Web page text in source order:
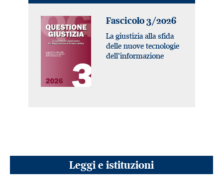
Fascicolo 3/2026
La giustizia alla sfida
delle nuove tecnologie
dell’informazione
Leggi e istituzioni